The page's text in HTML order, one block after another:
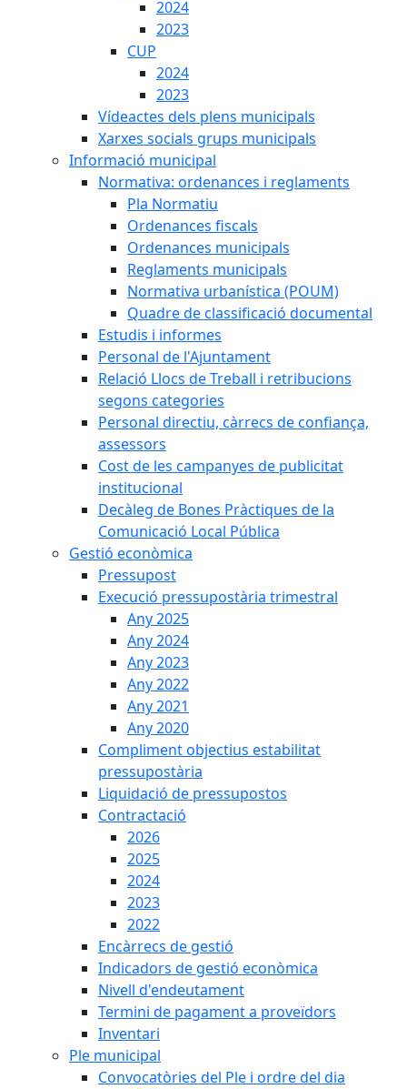
2024
2023
CUP
2024
2023
Vídeactes dels plens municipals
Xarxes socials grups municipals
Informació municipal
Normativa: ordenances i reglaments
Pla Normatiu
Ordenances fiscals
Ordenances municipals
Reglaments municipals
Normativa urbanística (POUM)
Quadre de classificació documental
Estudis i informes
Personal de l'Ajuntament
Relació Llocs de Treball i retribucions
segons categories
Personal directiu, càrrecs de confiança,
assessors
Cost de les campanyes de publicitat
institucional
Decàleg de Bones Pràctiques de la
Comunicació Local Pública
Gestió econòmica
Pressupost
Execució pressupostària trimestral
Any 2025
Any 2024
Any 2023
Any 2022
Any 2021
Any 2020
Compliment objectius estabilitat
pressupostària
Liquidació de pressupostos
Contractació
2026
2025
2024
2023
2022
Encàrrecs de gestió
Indicadors de gestió econòmica
Nivell d'endeutament
Termini de pagament a proveïdors
Inventari
Ple municipal
Convocatòries del Ple i ordre del dia